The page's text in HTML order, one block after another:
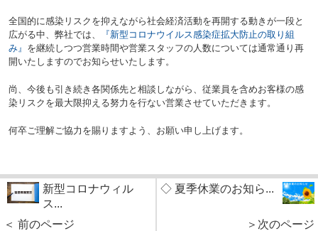
全国的に感染リスクを抑えながら社会経済活動を再開する動きが一段と
広がる中、 弊社では、
『新型コロナウイルス感染症拡大防止の取り組
み』 を継続しつつ営業時間や営業スタッフの人数については通常通り再
開いたしますのでお知らせいたします。
尚、今後も引き続き各関係先と相談しながら、従業員を含めお客様の感
染リスクを最大限抑える努力を行ない営業させていただきます。
何卒ご理解ご協力を賜りますよう、お願い申し上げます。
新型コロナウィル
ス...
＜ 前のページ
◇ 夏季休業のお知ら...
＞次のページ